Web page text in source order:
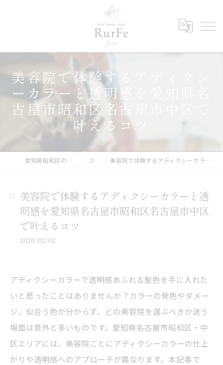
美容院で体験するアディクシ
ーカラーと透明感を愛知県名
古屋市昭和区名古屋市中区で
叶えるコツ
愛知県昭和区の美容院ならRurFe【ルルフェ】 コラム 美容院で体験するアディクシーカラーと透明感を愛知県名古屋市昭和区名古屋市中区で叶えるコツ
美容院で体験するアディクシーカラーと透
明感を愛知県名古屋市昭和区名古屋市中区
で叶えるコツ
2026/02/02
アディクシーカラーで透明感あふれる髪色を手に入れた
いと思ったことはありませんか？カラーの発色やダメー
ジ、似合う色が分からず、どの美容院を選ぶべきか迷う
場面は意外と多いものです。愛知県名古屋市昭和区・中
区エリアには、美容院ごとにアディクシーカラーの仕上
がりや透明感へのアプローチが異なります。本記事で